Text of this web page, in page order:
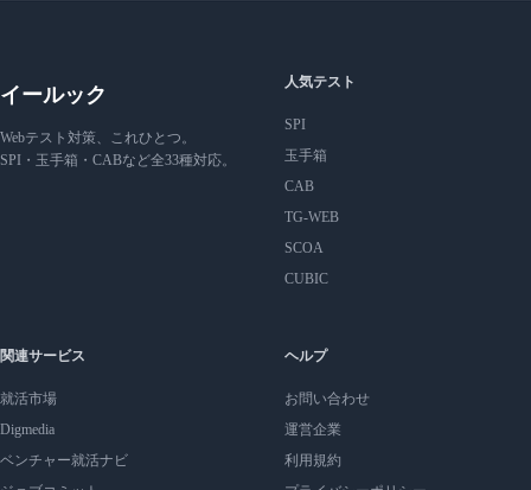
イールック
Webテスト対策、これひとつ。
SPI・玉手箱・CABなど全33種対応。
人気テスト
SPI
玉手箱
CAB
TG-WEB
SCOA
CUBIC
関連サービス
就活市場
Digmedia
ベンチャー就活ナビ
ヘルプ
お問い合わせ
運営企業
利用規約